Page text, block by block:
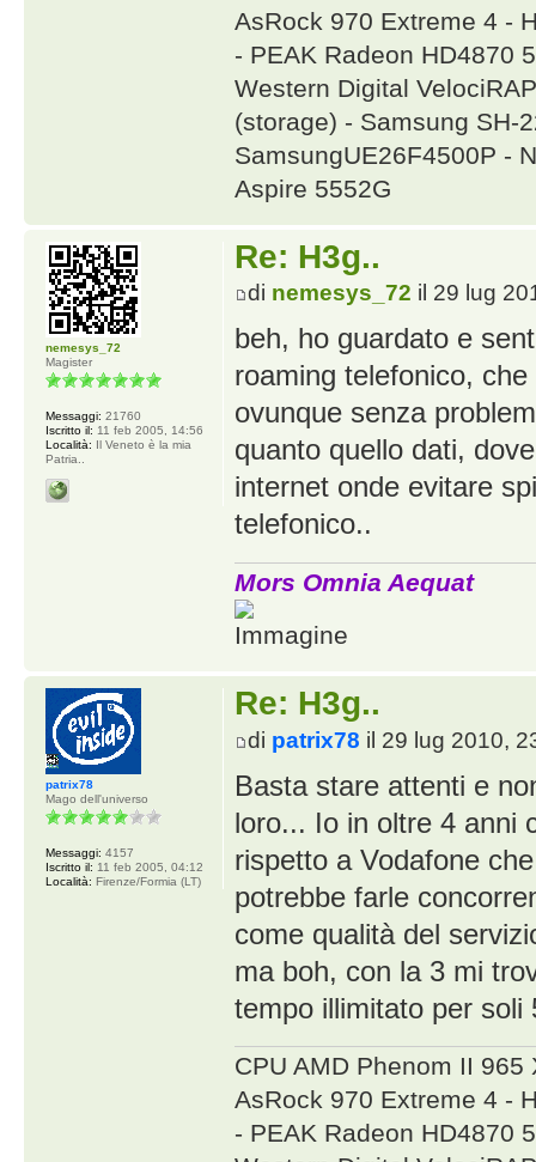
AsRock 970 Extreme 4 -
- PEAK Radeon HD4870
Western Digital
(storage) - Samsung SH-
SamsungUE26F4500P -
Aspire 5552G
Re: H3g..
di nemesys_72 il 29 lug
beh, ho guardato e
roaming telefonico,
ovunque senza
quanto quello dati,
internet onde evitare
telefonico..
Mors Omnia Aequat
nemesys_72
Magister
Messaggi: 21760
Iscritto il: 11 feb 2005, 14:56
Località: Il Veneto è la mia
Patria..
Re: H3g..
di patrix78 il 29 lug 2010,
Basta stare attenti e
loro... Io in oltre 4 anni
rispetto a Vodafone
potrebbe farle
come qualità del
ma boh, con la 3 mi
tempo illimitato per soli
CPU AMD Phenom II
AsRock 970 Extreme 4 -
- PEAK Radeon HD4870
patrix78
Mago dell'universo
Messaggi: 4157
Iscritto il: 11 feb 2005, 04:12
Località: Firenze/Formia (LT)